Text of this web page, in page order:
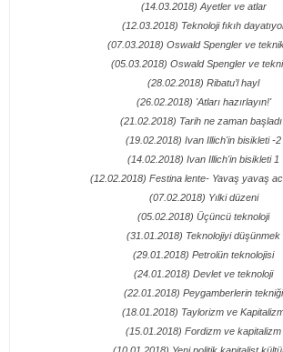
(14.03.2018) Ayetler ve atlar
(12.03.2018) Teknoloji fıkıh
(07.03.2018) Oswald Spengler ve
(05.03.2018) Oswald Spengler ve
(28.02.2018) Ribatu’l hayl
(26.02.2018) 'Atları hazırlayın!'
(21.02.2018) Tarih ne zaman
(19.02.2018) Ivan Illich'in bisikleti -2
(14.02.2018) Ivan Illich'in bisikleti 1
(12.02.2018) Festina lente- Yavaş yavaş
(07.02.2018) Yılki düzeni
(05.02.2018) Üçüncü teknoloji
(31.01.2018) Teknolojiyi düşünmek
(29.01.2018) Petrolün teknolojisi
(24.01.2018) Devlet ve teknoloji
(22.01.2018) Peygamberlerin tekniği
(18.01.2018) Taylorizm ve
(15.01.2018) Fordizm ve kapitalizm